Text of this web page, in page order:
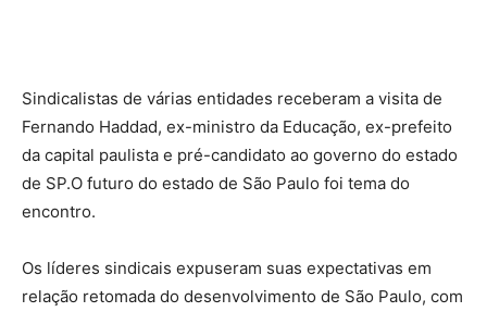
Sindicalistas de várias entidades receberam a visita de
Fernando Haddad, ex-ministro da Educação, ex-prefeito
da capital paulista e pré-candidato ao governo do estado
de SP.O futuro do estado de São Paulo foi tema do
encontro.
Os líderes sindicais expuseram suas expectativas em
relação retomada do desenvolvimento de São Paulo, com